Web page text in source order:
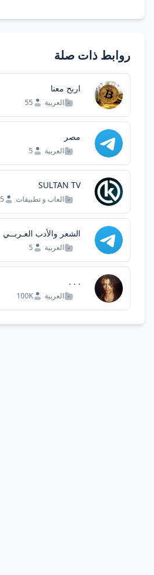
روابط ذات صلة
اربح معنا
العربية 55
مصر
العربية 5
SULTAN TV
العاب و تطبيقات 5
الشعر والأدب العـربــي
العربية 5
. . .
العربية 100K